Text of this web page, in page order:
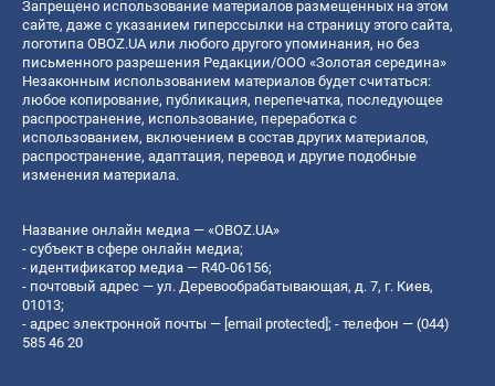
Запрещено использование материалов размещенных на этом
сайте, даже с указанием гиперссылки на страницу этого сайта,
логотипа OBOZ.UA или любого другого упоминания, но без
письменного разрешения Редакции/ООО «Золотая середина»
Незаконным использованием материалов будет считаться:
любое копирование, публикация, перепечатка, последующее
распространение, использование, переработка с
использованием, включением в состав других материалов,
распространение, адаптация, перевод и другие подобные
изменения материала.
Название онлайн медиа — «OBOZ.UA»
- субъект в сфере онлайн медиа;
- идентификатор медиа — R40-06156;
- почтовый адрес — ул. Деревообрабатывающая, д. 7, г. Киев,
01013;
- адрес электронной почты — [email protected]; - телефон — (044)
585 46 20